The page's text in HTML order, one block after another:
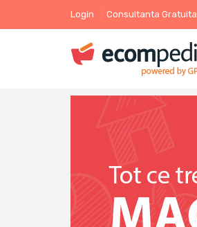
Login Consultanta Gratuita